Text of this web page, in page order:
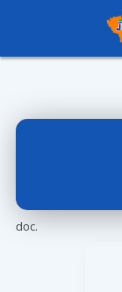
doc.